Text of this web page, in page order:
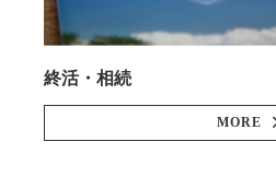
終活・相続
MORE